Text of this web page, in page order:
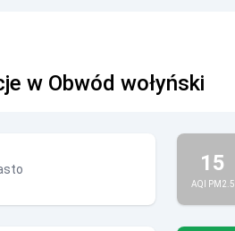
w Obwód wołyński
15
AQI PM2.5